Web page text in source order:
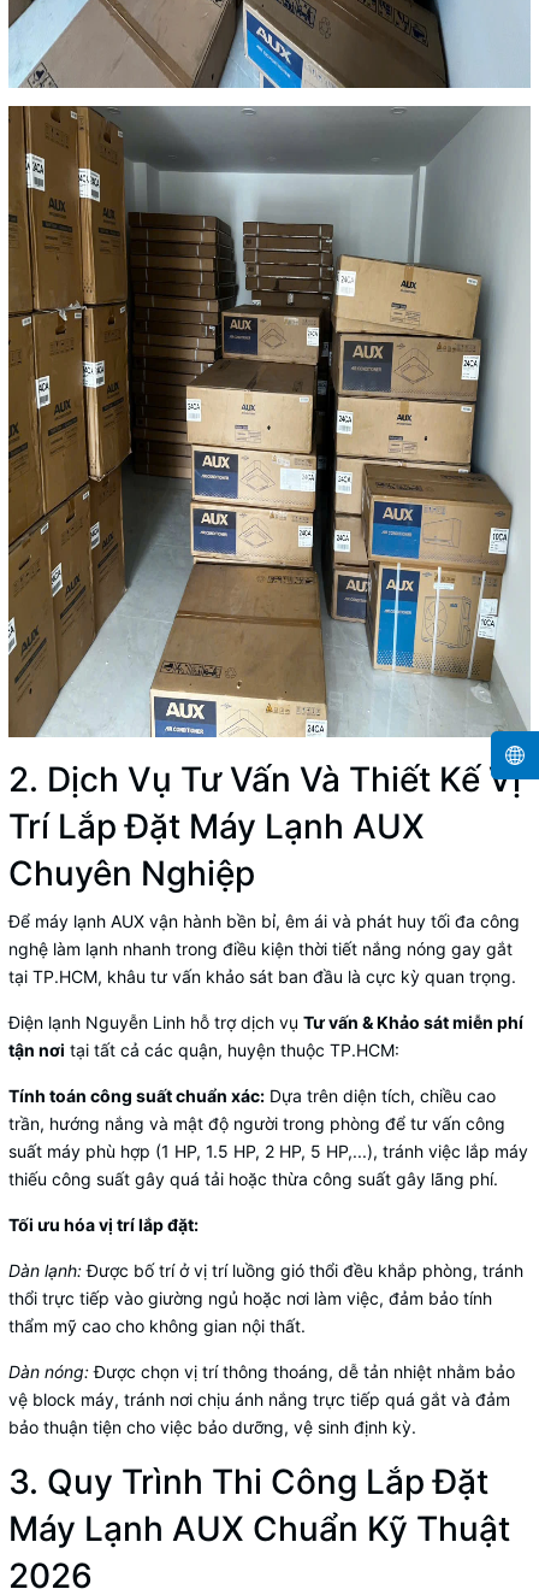
2. Dịch Vụ Tư Vấn Và Thiết Kế Vị
Trí Lắp Đặt Máy Lạnh AUX
Chuyên Nghiệp
Để máy lạnh AUX vận hành bền bỉ, êm ái và phát huy tối đa công
nghệ làm lạnh nhanh trong điều kiện thời tiết nắng nóng gay gắt
tại TP.HCM, khâu tư vấn khảo sát ban đầu là cực kỳ quan trọng.
Điện lạnh Nguyễn Linh hỗ trợ dịch vụ Tư vấn & Khảo sát miễn phí
tận nơi tại tất cả các quận, huyện thuộc TP.HCM:
Tính toán công suất chuẩn xác: Dựa trên diện tích, chiều cao
trần, hướng nắng và mật độ người trong phòng để tư vấn công
suất máy phù hợp (1 HP, 1.5 HP, 2 HP, 5 HP,...), tránh việc lắp máy
thiếu công suất gây quá tải hoặc thừa công suất gây lãng phí.
Tối ưu hóa vị trí lắp đặt:
Dàn lạnh:Được bố trí ở vị trí luồng gió thổi đều khắp phòng, tránh
thổi trực tiếp vào giường ngủ hoặc nơi làm việc, đảm bảo tính
thẩm mỹ cao cho không gian nội thất.
Dàn nóng:Được chọn vị trí thông thoáng, dễ tản nhiệt nhằm bảo
vệ block máy, tránh nơi chịu ánh nắng trực tiếp quá gắt và đảm
bảo thuận tiện cho việc bảo dưỡng, vệ sinh định kỳ.
3. Quy Trình Thi Công Lắp Đặt
Máy Lạnh AUX Chuẩn Kỹ Thuật
2026